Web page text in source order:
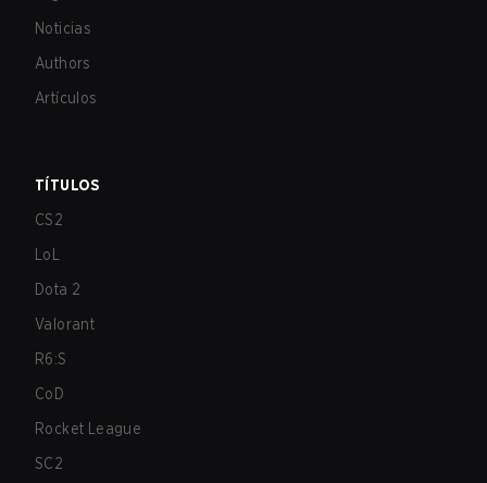
Noticias
Authors
Artículos
TÍTULOS
CS2
LoL
Dota 2
Valorant
R6:S
CoD
Rocket League
SC2